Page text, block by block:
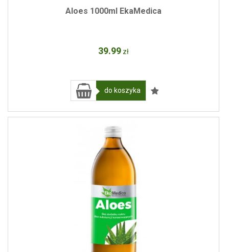
Aloes 1000ml EkaMedica
39.99 zł
do koszyka